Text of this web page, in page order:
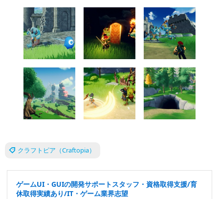
クラフトピア（Craftopia）
ゲームUI・GUIの開発サポートスタッフ・資格取得支援/育
休取得実績あり/IT・ゲーム業界志望